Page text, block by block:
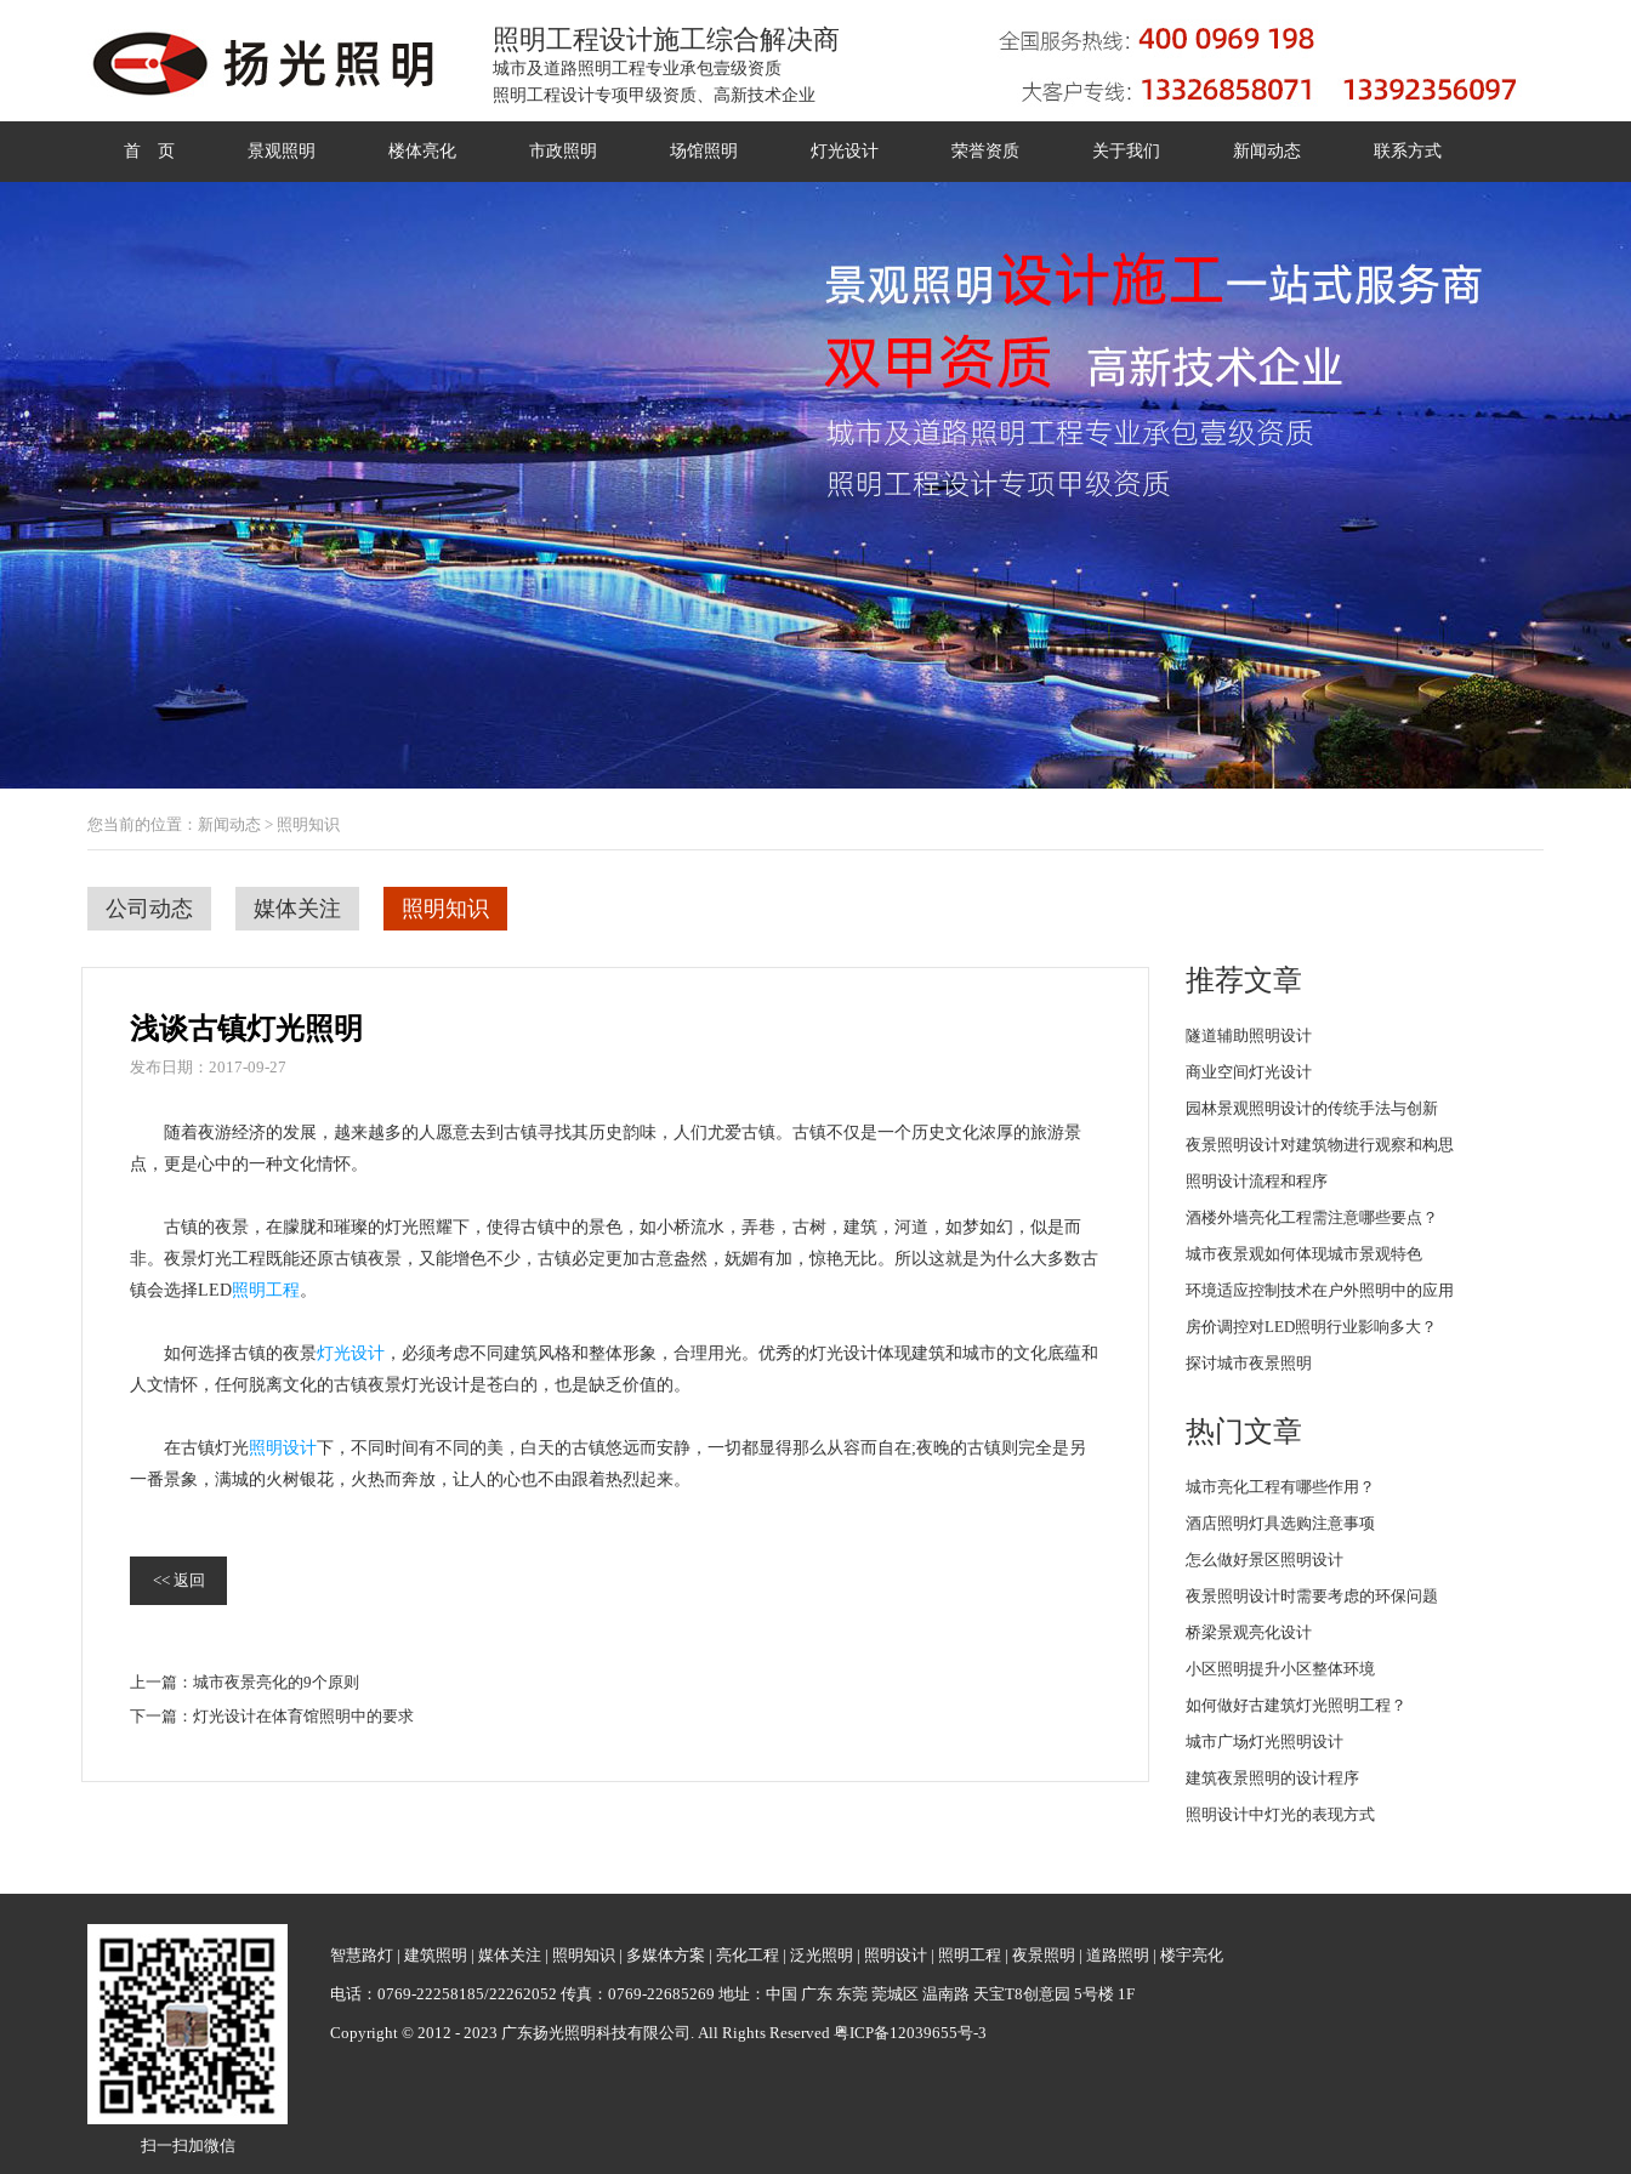
照明工程设计施工综合解决商
城市及道路照明工程专业承包壹级资质
照明工程设计专项甲级资质、高新技术企业
首 页 景观照明 楼体亮化 市政照明 场馆照明 灯光设计 荣誉资质 关于我们 新闻动态 联系方式
您当前的位置：新闻动态 > 照明知识
公司动态 媒体关注 照明知识
浅谈古镇灯光照明
发布日期：2017-09-27
随着夜游经济的发展，越来越多的人愿意去到古镇寻找其历史韵味，人们尤爱古镇。古镇不仅是一个历史文化浓厚的旅游景
点，更是心中的一种文化情怀。
古镇的夜景，在朦胧和璀璨的灯光照耀下，使得古镇中的景色，如小桥流水，弄巷，古树，建筑，河道，如梦如幻，似是而
非。夜景灯光工程既能还原古镇夜景，又能增色不少，古镇必定更加古意盎然，妩媚有加，惊艳无比。所以这就是为什么大多数古
镇会选择LED照明工程。
如何选择古镇的夜景灯光设计 ，必须考虑不同建筑风格和整体形象，合理用光。优秀的灯光设计体现建筑和城市的文化底蕴和
人文情怀，任何脱离文化的古镇夜景灯光设计是苍白的，也是缺乏价值的。
在古镇灯光照明设计下，不同时间有不同的美，白天的古镇悠远而安静，一切都显得那么从容而自在;夜晚的古镇则完全是另
一番景象，满城的火树银花，火热而奔放，让人的心也不由跟着热烈起来。
<< 返回
上一篇： 城市夜景亮化的9个原则
下一篇： 灯光设计在体育馆照明中的要求
推荐文章
隧道辅助照明设计
商业空间灯光设计
园林景观照明设计的传统手法与创新
夜景照明设计对建筑物进行观察和构思
照明设计流程和程序
酒楼外墙亮化工程需注意哪些要点？
城市夜景观如何体现城市景观特色
环境适应控制技术在户外照明中的应用
房价调控对LED照明行业影响多大？
探讨城市夜景照明
热门文章
城市亮化工程有哪些作用？
酒店照明灯具选购注意事项
怎么做好景区照明设计
夜景照明设计时需要考虑的环保问题
桥梁景观亮化设计
小区照明提升小区整体环境
如何做好古建筑灯光照明工程？
城市广场灯光照明设计
建筑夜景照明的设计程序
照明设计中灯光的表现方式
扫一扫加微信
智慧路灯 | 建筑照明 | 媒体关注 | 照明知识 | 多媒体方案 | 亮化工程 | 泛光照明 | 照明设计 | 照明工程 | 夜景照明 | 道路照明 | 楼宇亮化
电话：0769-22258185/22262052 传真：0769-22685269 地址：中国 广东 东莞 莞城区 温南路 天宝T8创意园 5号楼 1F
Copyright © 2012 - 2023 广东扬光照明科技有限公司. All Rights Reserved 粤ICP备12039655号-3